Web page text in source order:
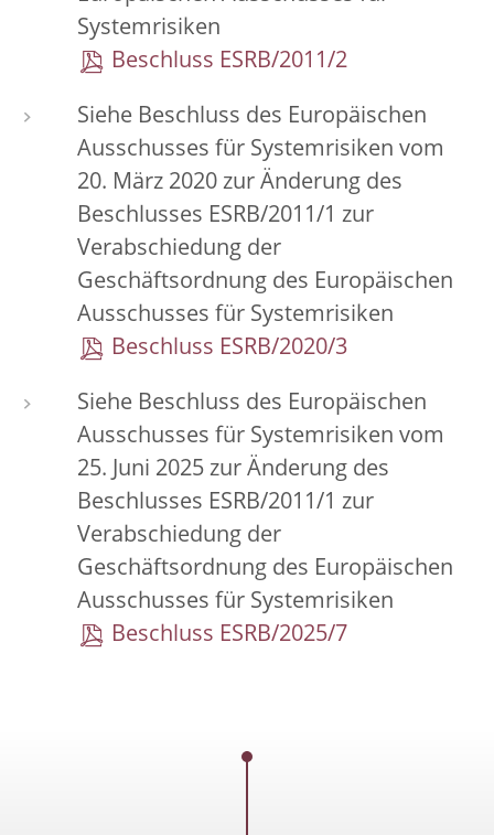
Systemrisiken
Beschluss ESRB/2011/2
Siehe Beschluss des Europäischen
Ausschusses für Systemrisiken vom
20. März 2020 zur Änderung des
Beschlusses ESRB/2011/1 zur
Verabschiedung der
Geschäftsordnung des Europäischen
Ausschusses für Systemrisiken
Beschluss ESRB/2020/3
Siehe Beschluss des Europäischen
Ausschusses für Systemrisiken vom
25. Juni 2025 zur Änderung des
Beschlusses ESRB/2011/1 zur
Verabschiedung der
Geschäftsordnung des Europäischen
Ausschusses für Systemrisiken
Beschluss ESRB/2025/7